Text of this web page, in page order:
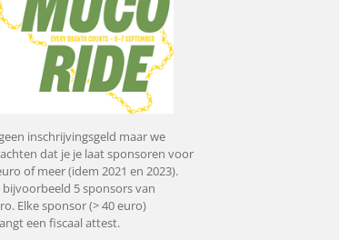
inschrijvingsgeld maar we
dat je je laat sponsoren voor
of meer (idem 2021 en 2023).
bijvoorbeeld 5 sponsors van
Elke sponsor (> 40 euro)
een fiscaal attest.